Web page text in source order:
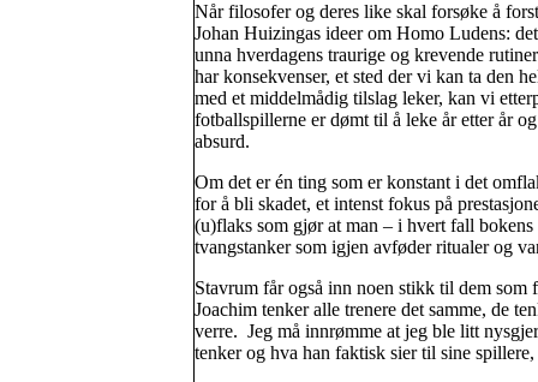
Når filosofer og deres like skal forsøke å
Johan Huizingas ideer om Homo Ludens:
unna hverdagens traurige og krevende
har konsekvenser, et sted der vi kan ta den
med et middelmådig tilslag leker, kan vi
fotballspillerne er dømt til å leke år etter år
absurd.
Om det er én ting som er konstant i det
for å bli skadet, et intenst fokus på
(u)flaks som gjør at man – i hvert fall
tvangstanker som igjen avføder ritualer og
Stavrum får også inn noen stikk til dem
Joachim tenker alle trenere det samme, de
verre. Jeg må innrømme at jeg ble litt
tenker og hva han faktisk sier til sine